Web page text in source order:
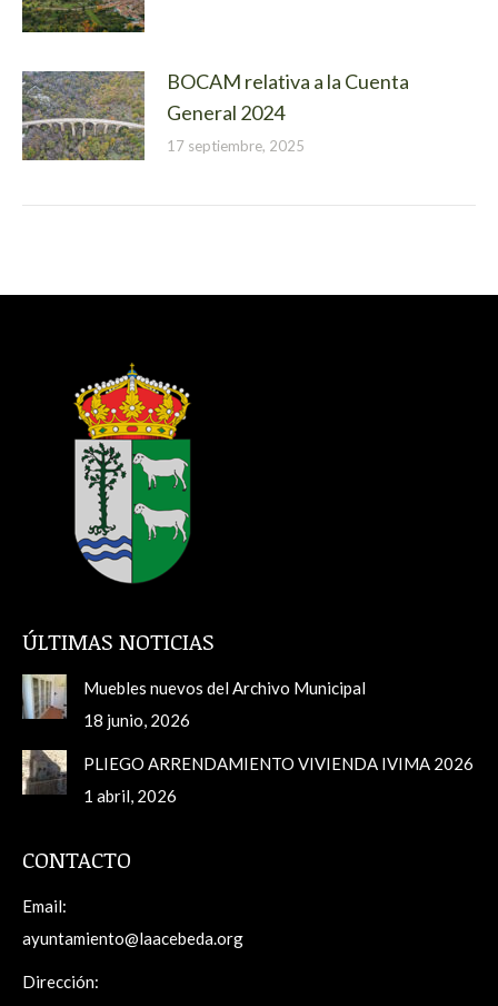
BOCAM relativa a la Cuenta
General 2024
17 septiembre, 2025
ÚLTIMAS NOTICIAS
Muebles nuevos del Archivo Municipal
18 junio, 2026
PLIEGO ARRENDAMIENTO VIVIENDA IVIMA 2026
1 abril, 2026
CONTACTO
Email:
ayuntamiento@laacebeda.org
Dirección: